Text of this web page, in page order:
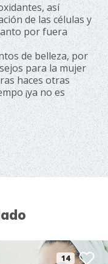
así
de las células y
por fuera
de belleza, por
para la mujer
haces otras
¡ya no es
14